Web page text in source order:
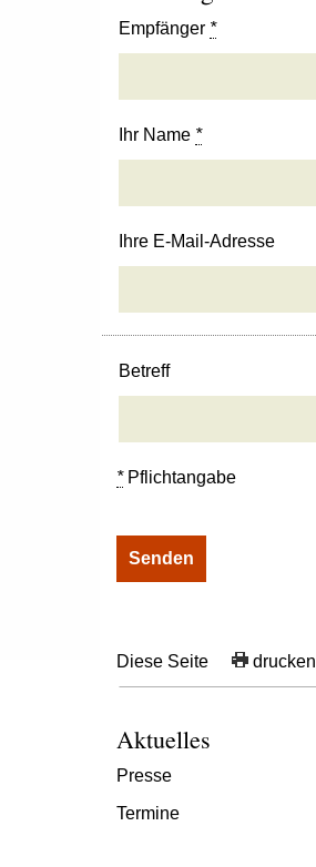
Empfänger *
Ihr Name *
Ihre E-Mail-Adresse
Betreff
*Pflichtangabe
Diese Seite drucken
Aktuelles
Presse
Termine